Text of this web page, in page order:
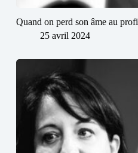
Quand on perd son âme au
25 avril 2024